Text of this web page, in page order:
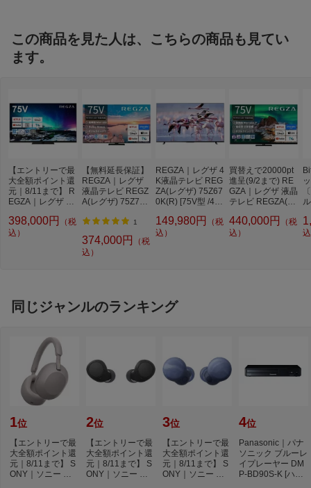
BS・CSデジタルチ
ューナー
3
Netflix対応
Netflix対応
Hulu対応
Hulu対応
Amazon Prime Video
対応
Amazon Prime Video対応
U-NEXT対応
U-NEXT対応
DAZN対応
DAZN対応
Tver対応
AbemaTV
AbemaTV対応
スカパー！プレミア
HDR対応
HDR対応
2画面機能
倍速機能
倍速機能あり
スピーカー数
9
音声実用最大出力
(W)
60W
この商品を見た人は、こちらの商品も見てい
ます。
【エントリーで最
大全額ポイント還
元｜8/11まで】 R
EGZA｜レグザ 液
(レグザ) 75Z970N
[75V型 /Bluetooth
398,000円
（税
込）
【無料延長保証】
REGZA｜レグザ
液晶テレビ REGZ
A(レグザ) 75Z770
BS・CS 4Kチュー
e対応]
1
374,000円
（税
込）
REGZA｜レグザ 4
K液晶テレビ REG
ZA(レグザ) 75Z67
0K(R) [75V型 /4K
チューナー内蔵 /Y
ouTube対応]【リ
149,980円
（税
込）
買替えで20000pt
進呈(9/2まで) RE
GZA｜レグザ 液晶
テレビ REGZA(レ
5V型 /4K対応 /B
S・CS 4Kチュー
440,000円
（税
込）
同じジャンルのランキング
1位
【エントリーで最
大全額ポイント還
元｜8/11まで】 S
ONY｜ソニー ブ
2位
【エントリーで最
大全額ポイント還
元｜8/11まで】 S
ONY｜ソニー 完
3位
【エントリーで最
大全額ポイント還
元｜8/11まで】 S
ONY｜ソニー 完
4位
Panasonic｜パナ
ソニック ブルーレ
イプレーヤー DM
P-BD90S-K [ハイ